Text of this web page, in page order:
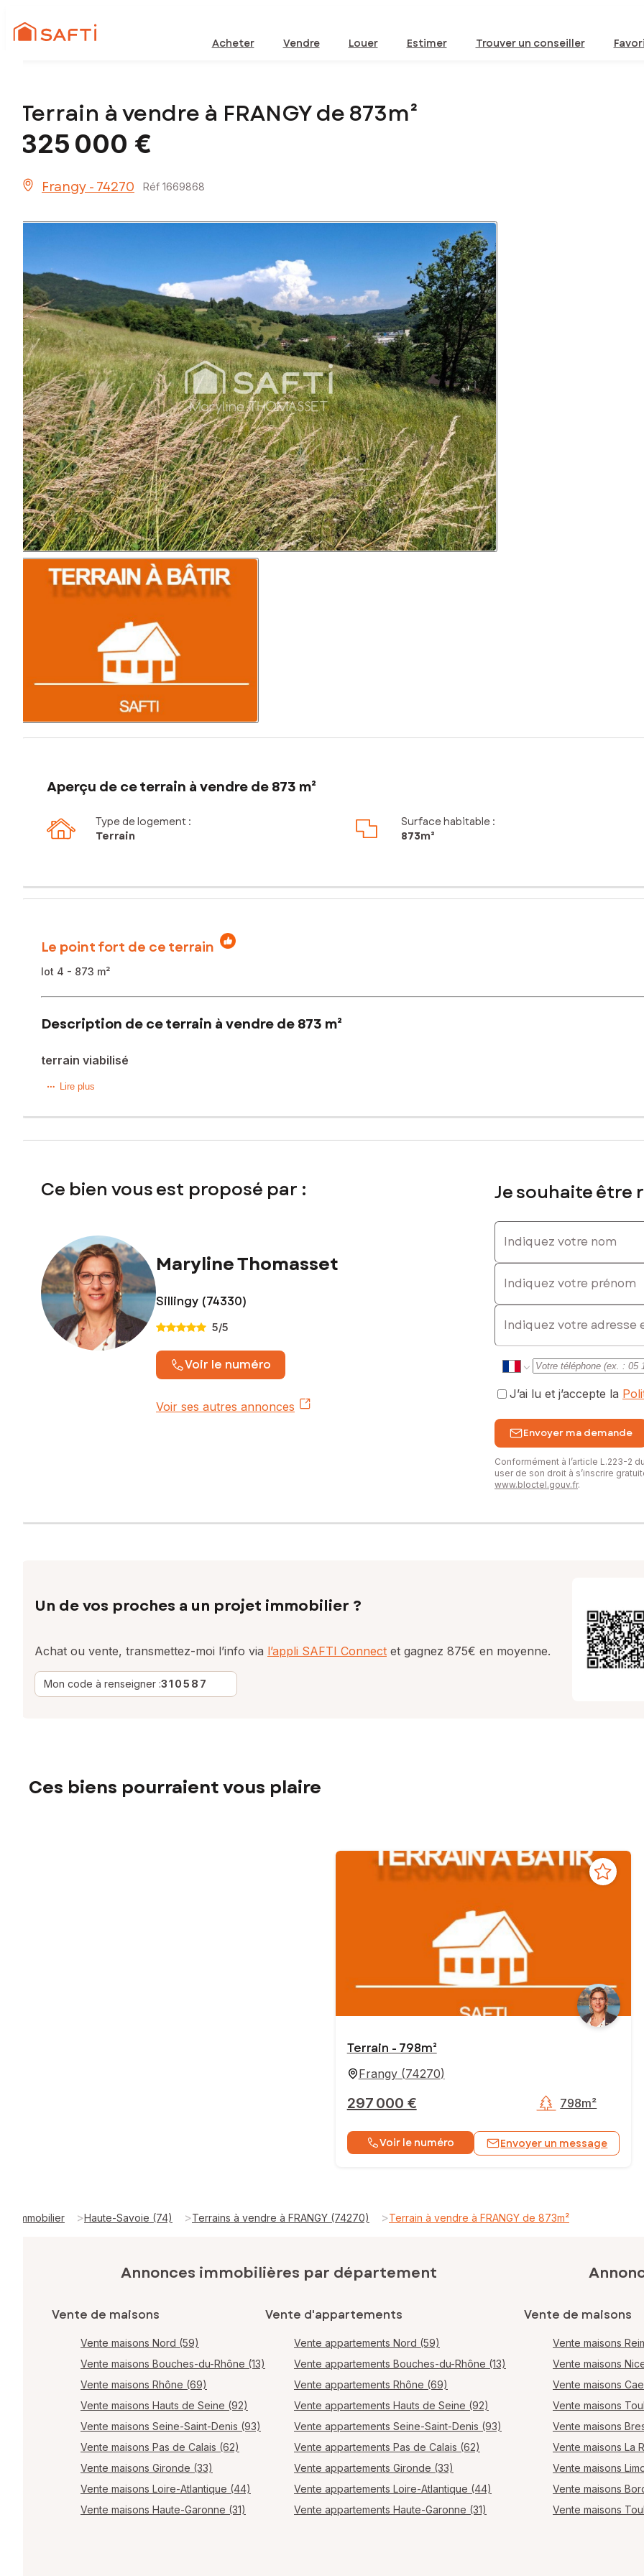
Acheter Vendre Louer Estimer Trouver un conseiller
Terrain à vendre à FRANGY de 873m²
325 000 €
Frangy - 74270 Réf 1669868
Aperçu de ce terrain à vendre de 873 m²
Type de logement :
Terrain
Surface habitable :
873m²
Le point fort de ce terrain
lot 4 - 873 m²
Description de ce terrain à vendre de 873 m²
terrain viabilisé
Situé dans la charmante commune de Frangy (74270), ce terrain de 873 m² offre un cadre de vie paisible et familial. Frangy
tranquillité à la recherche d'un cadre de vie agréable.
Ce vaste terrain de 873 m², situé en lotissement de 4 lots, est entièrement viabilisé et prêt à accueillir la construction d'un
Exposition sud - Libre de tout constructeur - Surface de plancher maximale autorisée : 320 m²
Prix de vente honoraires d'agence inclus : 325 000 €
Prix de vente hors honoraires d'agence : 313 625 €
Honoraires : 3,63 % TTC de la valeur du bien hors honoraires
Contactez votre conseiller SAFTI : Maryline THOMASSET, Tél. : 07 84 58 81 00, E-mail : maryline.thomasset@safti.fr - EI -
900 679 861
Lire plus
Ce bien vous est proposé par :
Maryline Thomasset
Sillingy (74330)
5/5
Voir le numéro
Voir ses autres annonces
Je souhaite être
Indiquez votre nom
Indiquez votre prénom
E-mail
J’ai lu et j’accepte la
Envoyer ma demande
Conformément à l’article L.223-2
user de son droit à s’inscrire
www.bloctel.gouv.fr.
Un de vos proches a un projet immobilier ?
Achat ou vente, transmettez-moi l’info via l’appli SAFTI Connect et gagnez 875€ en moyenne.
Mon code à renseigner :310587
Ces biens pourraient vous plaire
Terrain - 798m²
Frangy(74270)
297 000 € 798m²
Voir le numéro Envoyer un message
Immobilier >Haute-Savoie (74) >Terrains à vendre à FRANGY (74270) >Terrain à vendre à FRANGY de 873m²
Annonces immobilières par département
Vente de maisons
Vente maisons Nord (59)
Vente maisons Bouches-du-Rhône (13)
Vente maisons Rhône (69)
Vente maisons Hauts de Seine (92)
Vente maisons Seine-Saint-Denis (93)
Vente maisons Pas de Calais (62)
Vente maisons Gironde (33)
Vente maisons Loire-Atlantique (44)
Vente maisons Haute-Garonne (31)
Vente d'appartements
Vente appartements Nord (59)
Vente appartements Bouches-du-Rhône (13)
Vente appartements Rhône (69)
Vente appartements Hauts de Seine (92)
Vente appartements Seine-Saint-Denis (93)
Vente appartements Pas de Calais (62)
Vente appartements Gironde (33)
Vente appartements Loire-Atlantique (44)
Vente appartements Haute-Garonne (31)
Vente de maisons
Vente maisons
Vente maisons
Vente maisons
Vente maisons
Vente maisons
Vente maisons La
Vente maisons
Vente maisons
Vente maisons